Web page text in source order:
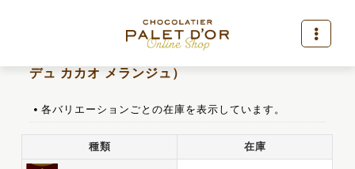
バリエーション在庫一覧 戻る
デュ カカオ メランジュ）
各バリエーションごとの在庫を表示しています。
種類 在庫